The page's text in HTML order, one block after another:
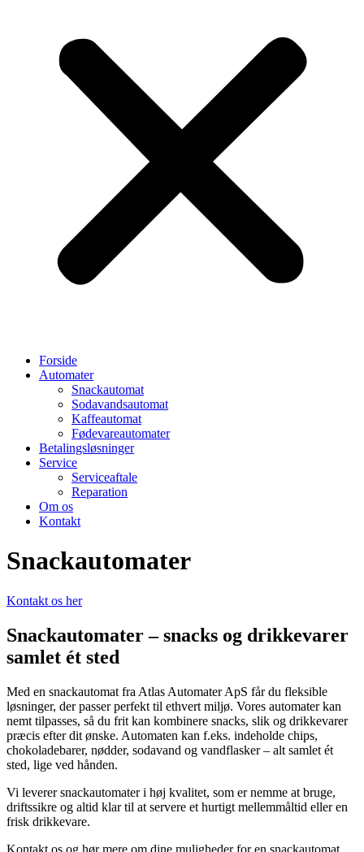
Forside
Automater
Snackautomat
Sodavandsautomat
Kaffeautomat
Fødevareautomater
Betalingsløsninger
Service
Serviceaftale
Reparation
Om os
Kontakt
Snackautomater
Kontakt os her
Snackautomater – snacks og drikkevarer
samlet ét sted
Med en snackautomat fra Atlas Automater ApS får du fleksible
løsninger, der passer perfekt til ethvert miljø. Vores automater kan
nemt tilpasses, så du frit kan kombinere snacks, slik og drikkevarer
præcis efter dit ønske. Automaten kan f.eks. indeholde chips,
chokoladebarer, nødder, sodavand og vandflasker – alt samlet ét
sted, lige ved hånden.
Vi leverer snackautomater i høj kvalitet, som er nemme at bruge,
driftssikre og altid klar til at servere et hurtigt mellemmåltid eller en
frisk drikkevare.
Kontakt os og hør mere om dine muligheder for en snackautomat